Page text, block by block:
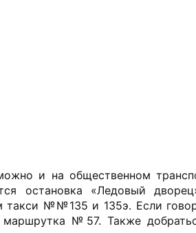
и на общественном
остановка «Ледовый
№№135 и 135э. Если
№57. Также